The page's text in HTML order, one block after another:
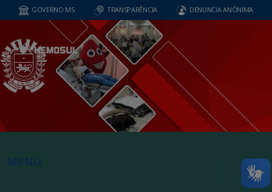
GOVERNO MS TRANSPARÊNCIA DENUNCIA ANÔNIMA
MENU